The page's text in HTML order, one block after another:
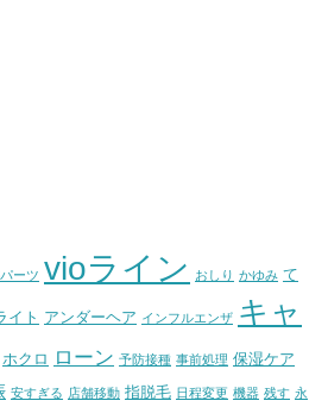
ーツ vioライン おしり かゆみ て
イト アンダーヘア インフルエンザ キャ
ホクロ ローン 予防接種 事前処理 保湿ケア
安すぎる 店舗移動 指脱毛 日程変更 機器 残す 永